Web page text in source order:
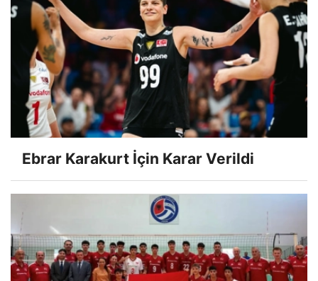
Ebrar Karakurt İçin Karar Verildi